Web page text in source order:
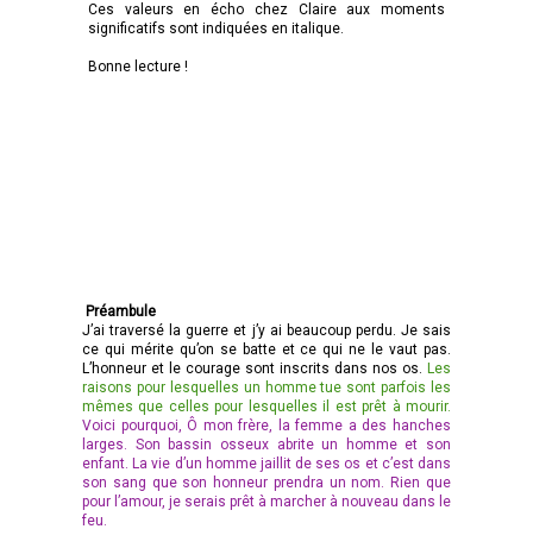
Préambule
J’ai traversé la guerre et j’y ai beaucoup perdu. Je sais
ce qui mérite qu’on se batte et ce qui ne le vaut pas.
L’honneur et le courage sont inscrits dans nos os. Les
raisons pour lesquelles un homme tue sont parfois les
mêmes que celles pour lesquelles il est prêt à mourir.
Voici pourquoi, Ô mon frère, la femme a des hanches
larges. Son bassin osseux abrite un homme et son
enfant. La vie d’un homme jaillit de ses os et c’est dans
son sang que son honneur prendra un nom. Rien que
pour l’amour, je serais prêt à marcher à nouveau dans le
feu.
Ces valeurs en écho chez Claire aux moments
significatifs sont indiquées en italique.
Bonne lecture !